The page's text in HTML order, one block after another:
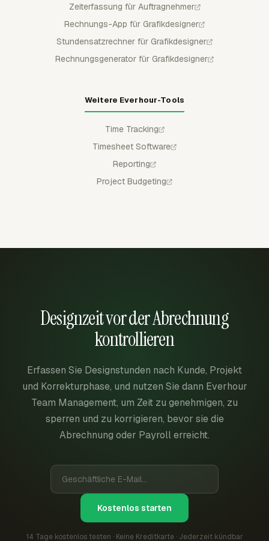
Zeiterfassung für Auftragnehmer
Rechnungs-App für Grafikdesigner
Stundensatzrechner für Grafikdesigner
Rechnungsgenerator für Grafikdesigner
Weitere Everhour-Tools
Time Tracking
Timesheet Software
Reporting
Project Budgeting
Designzeit vor der Abrechnung
kontrollieren
Erfassen Sie Designstunden nach Kunde, Projekt
und Korrekturphase, und nutzen Sie dann Everhour
Team Management, um Zeit zu genehmigen, zu
sperren und zu korrigieren, bevor sie die
Abrechnung oder Payroll erreicht.
Kostenlos starten
14 Tage kostenlos testen · Keine Kreditkarte · Jederzeit kündbar